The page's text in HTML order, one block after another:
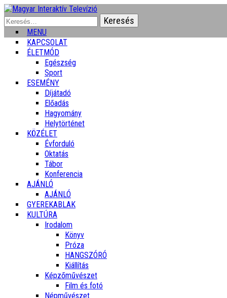
Keresés:
MENU
KAPCSOLAT
ÉLETMÓD
Egészség
Sport
ESEMÉNY
Díjátadó
Előadás
Hagyomány
Helytörténet
KÖZÉLET
Évforduló
Oktatás
Tábor
Konferencia
AJÁNLÓ
AJÁNLÓ
GYEREKABLAK
KULTÚRA
Irodalom
Könyv
Próza
HANGSZÓRÓ
Kiállítás
Képzőművészet
Film és fotó
Népművészet